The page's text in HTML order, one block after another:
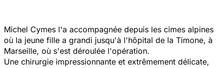
Michel Cymes l'a accompagnée depuis les cimes alpines
où la jeune fille a grandi jusqu'à l'hôpital de la Timone, à
Marseille, où s'est déroulée l'opération.
Une chirurgie impressionnante et extrêmement délicate,